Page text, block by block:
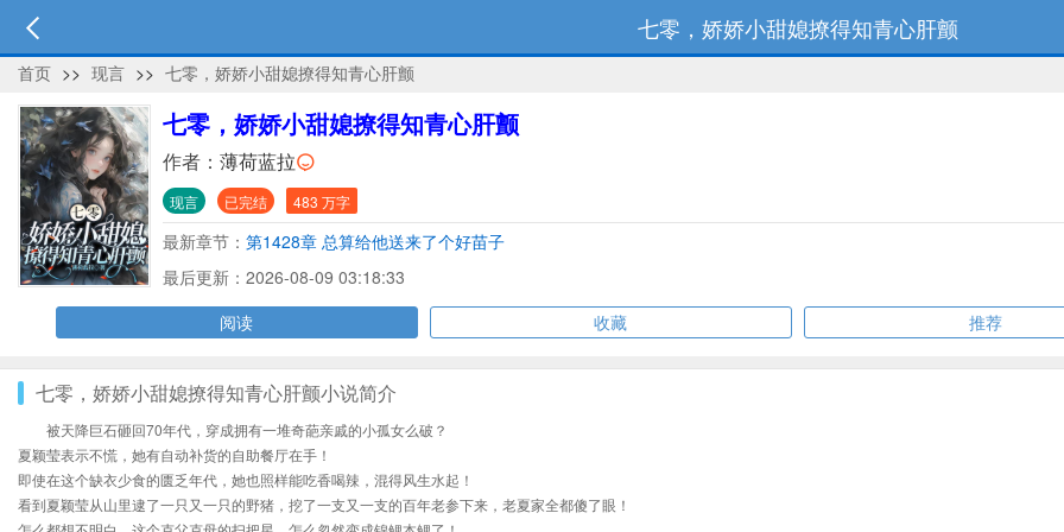
七零，娇娇小甜媳撩得知青心肝颤
首页 >> 现言 >> 七零，娇娇小甜媳撩得知青心肝颤
七零，娇娇小甜媳撩得知青心肝颤
作者： 薄荷蓝拉
现言 已完结 483 万字
最新章节： 第1428章 总算给他送来了个好苗子
最后更新：2026-08-09 03:18:33
阅读
收藏 推荐
七零，娇娇小甜媳撩得知青心肝颤小说简介
被天降巨石砸回70年代，穿成拥有一堆奇葩亲戚的小孤女么破？
夏颖莹表示不慌，她有自动补货的自助餐厅在手！
即使在这个缺衣少食的匮乏年代，她也照样能吃香喝辣，混得风生水起！
看到夏颖莹从山里逮了一只又一只的野猪，挖了一支又一支的百年老参下来，老夏家全都傻了眼！